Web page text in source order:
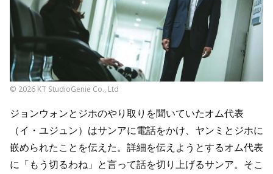
© 2026 KT StudioGenie Co., Ltd
ジョンウォンとジホのやり取りを聞いていたオム代表
（イ・ユジュン）はサンアに電話をかけ、ヤンミとジホに
嵌められたことを伝えた。詳細を伝えようとするオム代表
に「もう切るわね」と言って話を切り上げるサンア。そこ